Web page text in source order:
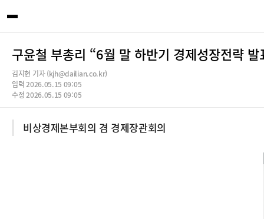
구윤철 부총리 “6월 말 하반기 경제성장전략
김지현 기자 (kjh@dailian.co.kr)
입력 2026.05.15 09:05
수정 2026.05.15 09:05
비상경제본부회의 겸 경제장관회의